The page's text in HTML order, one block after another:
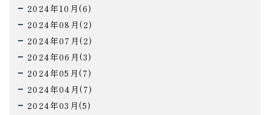
2024年10月(6)
2024年08月(2)
2024年07月(2)
2024年06月(3)
2024年05月(7)
2024年04月(7)
2024年03月(5)